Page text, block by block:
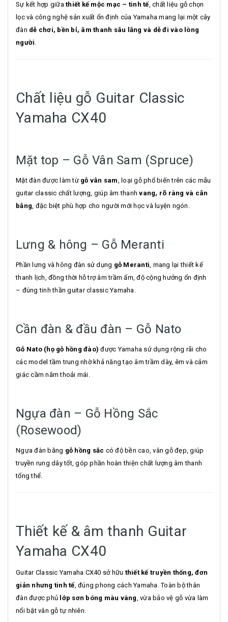
Sự kết hợp giữa thiết kế mộc mạc – tinh tế, chất liệu gỗ chọn
lọc và công nghệ sản xuất ổn định của Yamaha mang lại một cây
đàn dễ chơi, bền bỉ, âm thanh sâu lắng và dễ đi vào lòng
người.
Chất liệu gỗ Guitar Classic
Yamaha CX40
Mặt top – Gỗ Vân Sam (Spruce)
Mặt đàn được làm từ gỗ vân sam, loại gỗ phổ biến trên các mẫu
guitar classic chất lượng, giúp âm thanhvang, rõ ràng và cân
bằng, đặc biệt phù hợp cho người mới học và luyện ngón.
Lưng & hông – Gỗ Meranti
Phần lưng và hông đàn sử dụng gỗ Meranti, mang lại thiết kế
thanh lịch, đồng thời hỗ trợ âm trầm ấm, độ cộng hưởng ổn định
– đúng tinh thần guitar classic Yamaha.
Cần đàn & đầu đàn – Gỗ Nato
Gỗ Nato (họ gỗ hồng đào) được Yamaha sử dụng rộng rãi cho
các model tầm trung nhờ khả năng tạo âm trầm dày, êm và cảm
giác cầm nắm thoải mái.
Ngựa đàn – Gỗ Hồng Sắc
(Rosewood)
Ngựa đàn bằng gỗ hồng sắc có độ bền cao, vân gỗ đẹp, giúp
truyền rung dây tốt, góp phần hoàn thiện chất lượng âm thanh
tổng thể.
Thiết kế & âm thanh Guitar
Yamaha CX40
Guitar Classic Yamaha CX40 sở hữu thiết kế truyền thống, đơn
giản nhưng tinh tế, đúng phong cách Yamaha. Toàn bộ thân
đàn được phủ lớp sơn bóng màu vàng, vừa bảo vệ gỗ vừa làm
nổi bật vân gỗ tự nhiên.